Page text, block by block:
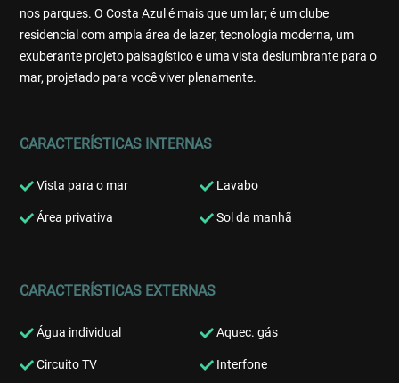
nos parques. O Costa Azul é mais que um lar; é um clube
residencial com ampla área de lazer, tecnologia moderna, um
exuberante projeto paisagístico e uma vista deslumbrante para o
mar, projetado para você viver plenamente.
CARACTERÍSTICAS INTERNAS
Vista para o mar Lavabo
Área privativa Sol da manhã
CARACTERÍSTICAS EXTERNAS
Água individual Aquec. gás
Circuito TV Interfone